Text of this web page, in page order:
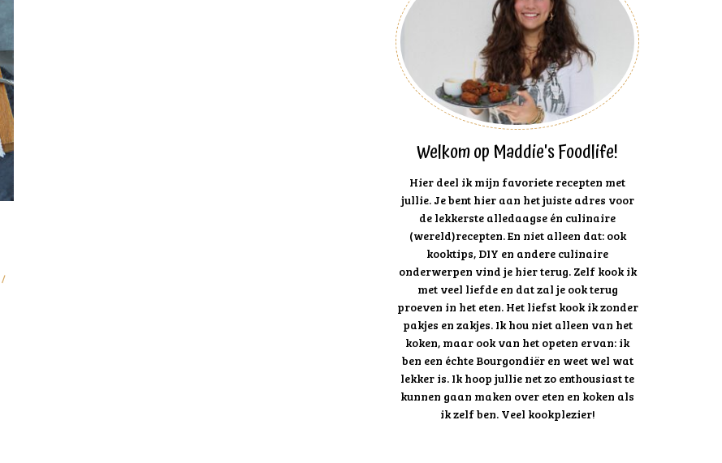
/
Welkom op Maddie's Foodlife!
Hier deel ik mijn favoriete recepten met
jullie. Je bent hier aan het juiste adres voor
de lekkerste alledaagse én culinaire
(wereld)recepten. En niet alleen dat: ook
kooktips, DIY en andere culinaire
onderwerpen vind je hier terug. Zelf kook ik
met veel liefde en dat zal je ook terug
proeven in het eten. Het liefst kook ik zonder
pakjes en zakjes. Ik hou niet alleen van het
koken, maar ook van het opeten ervan: ik
ben een échte Bourgondiër en weet wel wat
lekker is. Ik hoop jullie net zo enthousiast te
kunnen gaan maken over eten en koken als
ik zelf ben. Veel kookplezier!